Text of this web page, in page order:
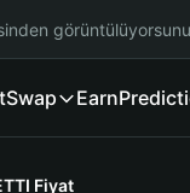
Swap Earn
Fiyat